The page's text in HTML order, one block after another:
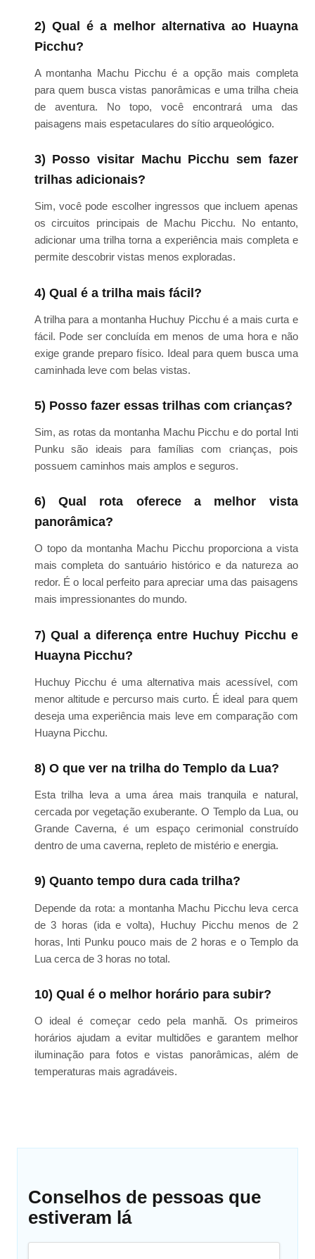
2) Qual é a melhor alternativa ao Huayna
Picchu?
A montanha Machu Picchu é a opção mais completa
para quem busca vistas panorâmicas e uma trilha cheia
de aventura. No topo, você encontrará uma das
paisagens mais espetaculares do sítio arqueológico.
3) Posso visitar Machu Picchu sem fazer
trilhas adicionais?
Sim, você pode escolher ingressos que incluem apenas
os circuitos principais de Machu Picchu. No entanto,
adicionar uma trilha torna a experiência mais completa e
permite descobrir vistas menos exploradas.
4) Qual é a trilha mais fácil?
A trilha para a montanha Huchuy Picchu é a mais curta e
fácil. Pode ser concluída em menos de uma hora e não
exige grande preparo físico. Ideal para quem busca uma
caminhada leve com belas vistas.
5) Posso fazer essas trilhas com crianças?
Sim, as rotas da montanha Machu Picchu e do portal Inti
Punku são ideais para famílias com crianças, pois
possuem caminhos mais amplos e seguros.
6) Qual rota oferece a melhor vista
panorâmica?
O topo da montanha Machu Picchu proporciona a vista
mais completa do santuário histórico e da natureza ao
redor. É o local perfeito para apreciar uma das paisagens
mais impressionantes do mundo.
7) Qual a diferença entre Huchuy Picchu e
Huayna Picchu?
Huchuy Picchu é uma alternativa mais acessível, com
menor altitude e percurso mais curto. É ideal para quem
deseja uma experiência mais leve em comparação com
Huayna Picchu.
8) O que ver na trilha do Templo da Lua?
Esta trilha leva a uma área mais tranquila e natural,
cercada por vegetação exuberante. O Templo da Lua, ou
Grande Caverna, é um espaço cerimonial construído
dentro de uma caverna, repleto de mistério e energia.
9) Quanto tempo dura cada trilha?
Depende da rota: a montanha Machu Picchu leva cerca
de 3 horas (ida e volta), Huchuy Picchu menos de 2
horas, Inti Punku pouco mais de 2 horas e o Templo da
Lua cerca de 3 horas no total.
10) Qual é o melhor horário para subir?
O ideal é começar cedo pela manhã. Os primeiros
horários ajudam a evitar multidões e garantem melhor
iluminação para fotos e vistas panorâmicas, além de
temperaturas mais agradáveis.
Conselhos de pessoas que
estiveram lá